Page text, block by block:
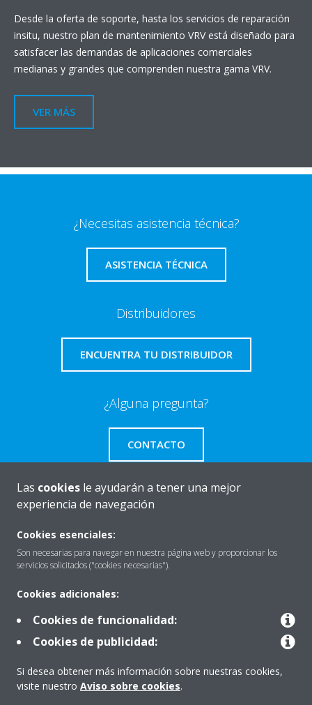
Desde la oferta de soporte, hasta los servicios de reparación
insitu, nuestro plan de mantenimiento VRV está diseñado para
satisfacer las demandas de aplicaciones comerciales
medianas y grandes que comprenden nuestra gama VRV.
VER MÁS
¿Necesitas asistencia técnica?
ASISTENCIA TÉCNICA
Distribuidores
ENCUENTRA TU DISTRIBUIDOR
¿Alguna pregunta?
CONTACTO
Quiénes somos
Contactar con Daikin
Nuestros Productos
Las cookies le ayudarán a tener una mejor
experiencia de navegación
Cookies esenciales:
Son necesarias para navegar en nuestra página web y proporcionar los
servicios solicitados ("cookies necesarias").
Cookies adicionales:
Cookies de funcionalidad:
Cookies de publicidad:
Si desea obtener más información sobre nuestras cookies,
visite nuestro Aviso sobre cookies.